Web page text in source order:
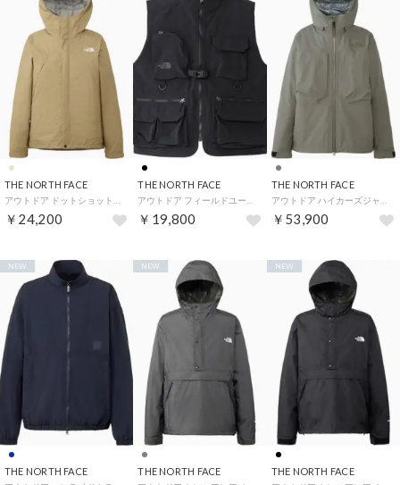
THE NORTH FACE
アウトドア ドットショットジャケット DOT SHOT JACKET メンズ レディース トップス コート （KT ケルプタン）
￥24,200
THE NORTH FACE
アウトドア フィールドユーティリティベスト Field Utility Vest メンズ レディース トップ （K ブラック）
￥19,800
THE NORTH FACE
アウトドア ハイカーズジャケット HIKERS' JACKET レディース GORETEX ゴアテックス ト （FG ヒューズボックスグレー）
￥53,900
THE NORTH FACE
NEW
THE NORTH FACE
NEW
THE NORTH FACE
NEW